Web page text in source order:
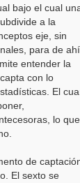
bajo el cual
a la
eje, sin
para de ahí
entender la
con lo
El
lo que
de
El sexto se